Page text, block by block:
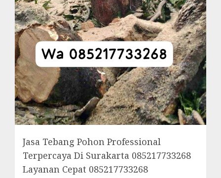
Jasa Tebang Pohon Professional
Terpercaya Di Surakarta 085217733268
Layanan Cepat 085217733268